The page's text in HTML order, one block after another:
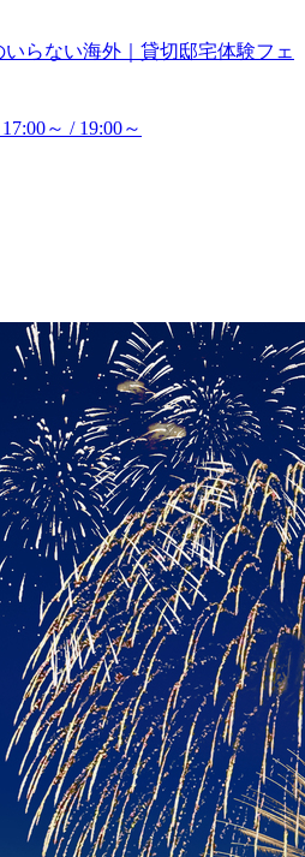
らない海外｜貸切邸宅体験フェ
～ / 19:00～